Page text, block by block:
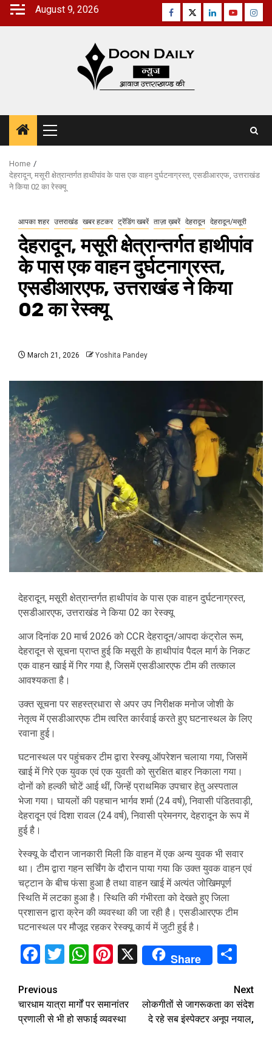
Skip
August 9, 2026 Facebook
TwitterLinkedinYoutube
Primary
Menu
Home
देहरादून, मसूरी क्षेत्रान्तर्गत हाथीपांव के पास एक वाहन दुर्घटनाग्रस्त, एसडीआरएफ, उत्तराखंड
ने किया 02 का रेस्क्यू
आपका शहर उत्तराखंड खबर हटकर ट्रेंडिंग खबरें ताज़ा ख़बरें देहरादून देहरादून/मसूरी
देहरादून, मसूरी क्षेत्रान्तर्गत हाथीपांव
के पास एक वाहन दुर्घटनाग्रस्त,
एसडीआरएफ, उत्तराखंड ने किया
02 का रेस्क्यू
March 21, 2026 Yoshita Pandey
देहरादून, मसूरी क्षेत्रान्तर्गत हाथीपांव के पास एक वाहन दुर्घटनाग्रस्त,
एसडीआरएफ, उत्तराखंड ने किया 02 का रेस्क्यू
आज दिनांक 20 मार्च 2026 को CCR देहरादून/आपदा कंट्रोल रूम,
देहरादून से सूचना प्राप्त हुई कि मसूरी के हाथीपांव पैदल मार्ग के निकट
एक वाहन खाई में गिर गया है, जिसमें एसडीआरएफ टीम की तत्काल
आवश्यकता है।
उक्त सूचना पर सहस्त्रधारा से अपर उप निरीक्षक मनोज जोशी के
नेतृत्व में एसडीआरएफ टीम त्वरित कार्रवाई करते हुए घटनास्थल के लिए
रवाना हुई।
घटनास्थल पर पहुंचकर टीम द्वारा रेस्क्यू ऑपरेशन चलाया गया, जिसमें
खाई में गिरे एक युवक एवं एक युवती को सुरक्षित बाहर निकाला गया।
दोनों को हल्की चोटें आई थीं, जिन्हें प्राथमिक उपचार हेतु अस्पताल
भेजा गया। घायलों की पहचान भार्गव शर्मा (24 वर्ष), निवासी पंडितवाड़ी,
देहरादून एवं दिशा रावल (24 वर्ष), निवासी प्रेमनगर, देहरादून के रूप में
हुई है।
रेस्क्यू के दौरान जानकारी मिली कि वाहन में एक अन्य युवक भी सवार
था। टीम द्वारा गहन सर्चिंग के दौरान पाया गया कि उक्त युवक वाहन एवं
चट्टान के बीच फंसा हुआ है तथा वाहन खाई में अत्यंत जोखिमपूर्ण
स्थिति में लटका हुआ है। स्थिति की गंभीरता को देखते हुए जिला
प्रशासन द्वारा क्रेन की व्यवस्था की जा रही है। एसडीआरएफ टीम
घटनास्थल पर मौजूद रहकर रेस्क्यू कार्य में जुटी हुई है।
Facebook
Twitter
WhatsApp
Pinterest
X Share
Continue
Reading
Previous
चारधाम यात्रा मार्गों पर समानांतर
प्रणाली से भी हो सफाई व्यवस्था
Next
लोकगीतों से जागरूकता का संदेश
दे रहे सब इंस्पेक्टर अनूप नयाल,